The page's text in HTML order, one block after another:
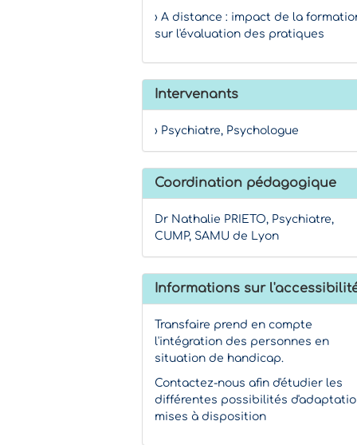
› A distance : impact de la
sur l'évaluation des pratiques
Intervenants
› Psychiatre, Psychologue
Coordination pédagogique
Dr Nathalie PRIETO, Psychiatre,
CUMP, SAMU de Lyon
Informations sur
Transfaire prend en compte
l'intégration des personnes en
situation de handicap.
Contactez-nous afin d'étudier les
différentes possibilités
mises à disposition